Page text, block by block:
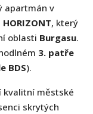
apartmán v
HORIZONT, který
oblasti Burgasu.
3. patře
BDS).
kvalitní městské
skrytých